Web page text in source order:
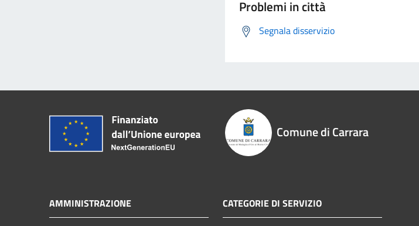
Problemi in città
Segnala disservizio
Comune di Carrara
AMMINISTRAZIONE CATEGORIE DI SERVIZIO